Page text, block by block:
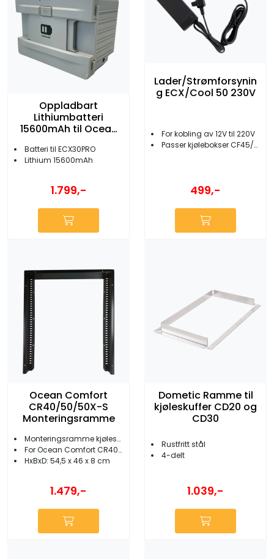
Oppladbart
Lithiumbatteri
15600mAh til Ocean
Batteri til ECX30PRO
Lithium 15600mAh
1.799,-
Lader/Strømforsynin
g ECX/Cool 50 230V
For kobling av 12V til 220V
Passer kjølebokser CF45/ECX30/Cool50
499,-
Ocean Comfort
CR40/50/50X-S
Monteringsramme
Monteringsramme kjøleskap
For Ocean Comfort CR40/50
HxBxD: 54,5 x 46 x 8 cm
1.479,-
Dometic Ramme til
kjøleskuffer CD20 og
CD30
Rustfritt stål
4-delt
1.039,-